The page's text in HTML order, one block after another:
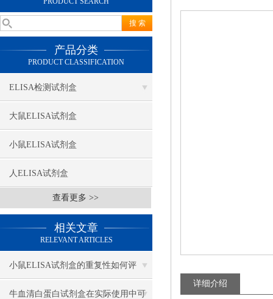
产品分类
PRODUCT CLASSIFICATION
ELISA检测试剂盒
大鼠ELISA试剂盒
小鼠ELISA试剂盒
人ELISA试剂盒
查看更多 >>
相关文章
RELEVANT ARTICLES
小鼠ELISA试剂盒的重复性如何评
估？
牛血清白蛋白试剂盒在实际使用中可
详细介绍